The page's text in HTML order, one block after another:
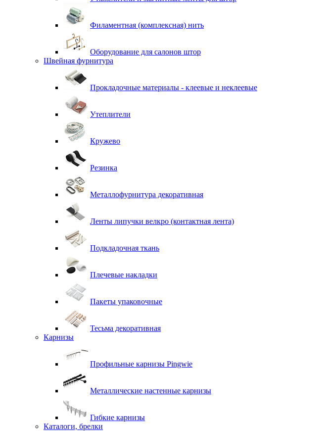
Филаментная (комплексная) нить
Оборудование для салонов штор
Швейная фурнитура
Прокладочные материалы - клеевые и неклеевые
Утеплители
Кружево
Резинка
Металлофурнитура декоративная
Ленты липучки велкро (контактная лента)
Подкладочная ткань
Плечевые накладки
Пакеты упаковочные
Тесьма декоративная
Карнизы
Профильные карнизы Pingwie
Металлические настенные карнизы
Гибкие карнизы
Каталоги, брелки